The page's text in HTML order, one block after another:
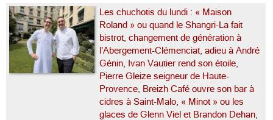
Les chuchotis du lundi : « Maison
Roland » ou quand le Shangri-La fait
bistrot, changement de génération à
l’Abergement-Clémenciat, adieu à André
Génin, Ivan Vautier rend son étoile,
Pierre Gleize seigneur de Haute-
Provence, Breizh Café ouvre son bar à
cidres à Saint-Malo, « Minot » ou les
glaces de Glenn Viel et Brandon Dehan,